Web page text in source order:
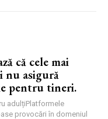
că cele mai
nu asigură
pentru tineri.
adulțiPlatformele
provocări în domeniul